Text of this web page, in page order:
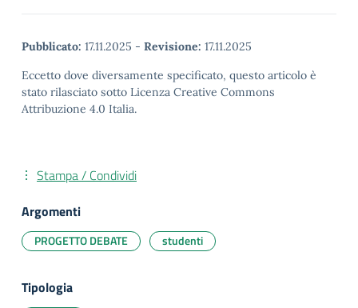
Pubblicato: 17.11.2025 - Revisione: 17.11.2025
Eccetto dove diversamente specificato, questo articolo è
stato rilasciato sotto Licenza Creative Commons
Attribuzione 4.0 Italia.
Stampa / Condividi
Argomenti
PROGETTO DEBATE studenti
Tipologia